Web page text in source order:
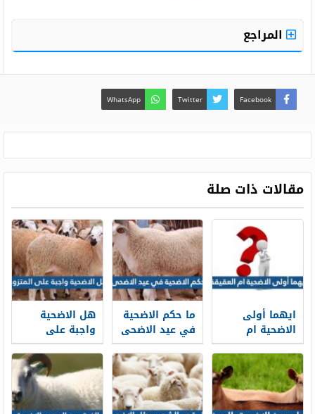
المراجع
Facebook
Twitter
WhatsApp
مقالات ذات صلة
ايهما أولى
الاضحية ام
العقيقة وهل
يجوز الجمع
بينهما
ما حكم الاضحية
في عيد الاضحى
هل الاضحية
واجبة على
المتزوج